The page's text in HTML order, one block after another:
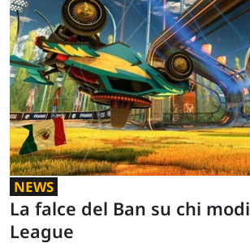
NEWS
La falce del Ban su chi
League